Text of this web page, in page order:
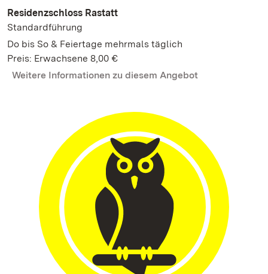
Residenzschloss Rastatt
Standardführung
Do bis So & Feiertage mehrmals täglich
Preis: Erwachsene 8,00 €
Weitere Informationen zu diesem Angebot